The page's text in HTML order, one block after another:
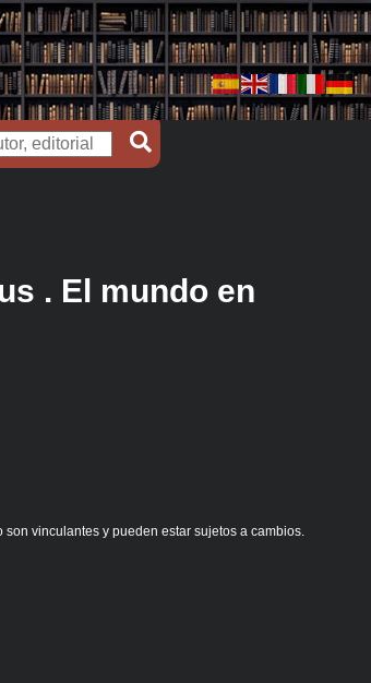
. El mundo en
vinculantes y pueden estar sujetos a cambios.